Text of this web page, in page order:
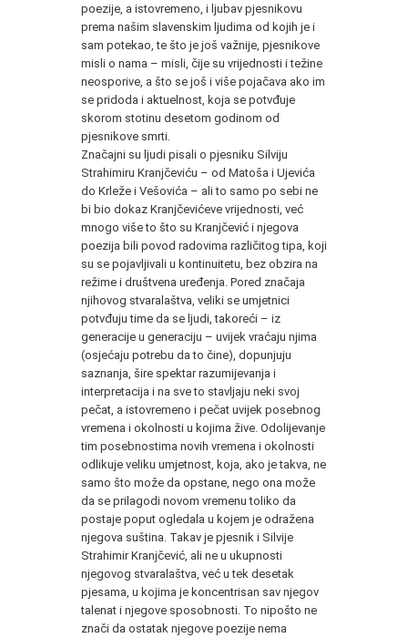
poezije, a istovremeno, i ljubav pjesnikovu
prema našim slavenskim ljudima od kojih je i
sam potekao, te što je još važnije, pjesnikove
misli o nama – misli, čije su vrijednosti i težine
neosporive, a što se još i više pojačava ako im
se pridoda i aktuelnost, koja se potvđuje
skorom stotinu desetom godinom od
pjesnikove smrti.
Značajni su ljudi pisali o pjesniku Silviju
Strahimiru Kranjčeviću – od Matoša i Ujevića
do Krleže i Vešovića – ali to samo po sebi ne
bi bio dokaz Kranjčevićeve vrijednosti, već
mnogo više to što su Kranjčević i njegova
poezija bili povod radovima različitog tipa, koji
su se pojavljivali u kontinuitetu, bez obzira na
režime i društvena uređenja. Pored značaja
njihovog stvaralaštva, veliki se umjetnici
potvđuju time da se ljudi, takoreći – iz
generacije u generaciju – uvijek vraćaju njima
(osjećaju potrebu da to čine), dopunjuju
saznanja, šire spektar razumijevanja i
interpretacija i na sve to stavljaju neki svoj
pečat, a istovremeno i pečat uvijek posebnog
vremena i okolnosti u kojima žive. Odolijevanje
tim posebnostima novih vremena i okolnosti
odlikuje veliku umjetnost, koja, ako je takva, ne
samo što može da opstane, nego ona može
da se prilagodi novom vremenu toliko da
postaje poput ogledala u kojem je odražena
njegova suština. Takav je pjesnik i Silvije
Strahimir Kranjčević, ali ne u ukupnosti
njegovog stvaralaštva, već u tek desetak
pjesama, u kojima je koncentrisan sav njegov
talenat i njegove sposobnosti. To nipošto ne
znači da ostatak njegove poezije nema